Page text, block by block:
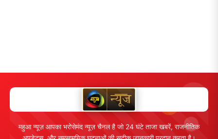
महुआ न्यूज़ आपका भरोसेमंद न्यूज़ चैनल है जो 24 घंटे ताजा खबरें, राजनीतिक